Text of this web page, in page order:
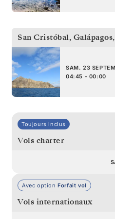
San Cristóbal, Galápagos,
SAM. 23
04:45 - 00:00
Toujours inclus
Vols charter
Avec option Forfait vol
Vols internationaux